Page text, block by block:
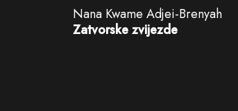
Nana Kwame Adjei-Brenyah
Zatvorske zvijezde